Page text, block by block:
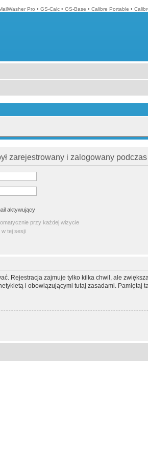
Pro • GS-Calc • GS-Base • Calibre Portable •
zarejestrowany i zalogowany
aktywujący
przy każdej wizycie
w tej sesji
Rejestracja zajmuje tylko kilka chwil, ale
i obowiązującymi tutaj zasadami. Pamiętaj